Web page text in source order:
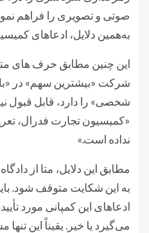
صوتی و تصویری را فراهم
به‌همین دلایل، ادعاهای
شرکت «بیشترین سهم» در
شخصی» را دارد، قابل قبول
«کمیسیون تجارت فدرال،
نداده است.»
مطابق این دلایل، متا از
به این شکایت متوقف شود.
ادعاهای این کمپانی مورد
می‌گیرد یا خیر. یقیناً این